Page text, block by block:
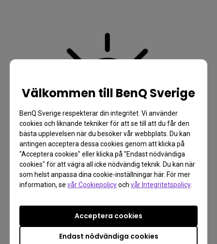
Välkommen till BenQ Sverige
BenQ Sverige respekterar din integritet. Vi använder
cookies och liknande tekniker för att se till att du får den
bästa upplevelsen när du besöker vår webbplats. Du kan
antingen acceptera dessa cookies genom att klicka på
"Acceptera cookies" eller klicka på "Endast nödvändiga
cookies" för att vägra all icke nödvändig teknik. Du kan när
som helst anpassa dina cookie-inställningar här. För mer
information, se vår Cookiepolicyoch vår Integritetspolicy.
Endast nödvändiga cookies
Acceptera cookies
2. Eye-CareU innehåller också alternativ med ett
klick som minskar påfrestningarna på ögonen och